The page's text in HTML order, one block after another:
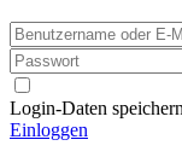
Login-Daten speichern
Einloggen